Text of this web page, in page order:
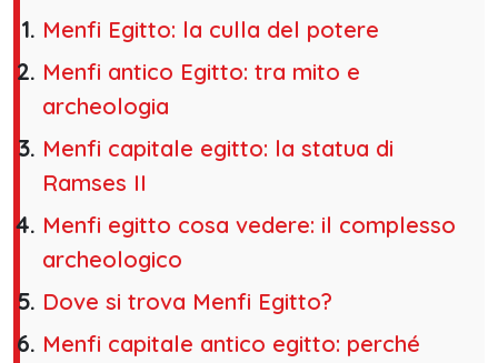
Menfi Egitto: la culla del potere
Menfi antico Egitto: tra mito e
archeologia
Menfi capitale egitto: la statua di
Ramses II
Menfi egitto cosa vedere: il complesso
archeologico
Dove si trova Menfi Egitto?
Menfi capitale antico egitto: perché